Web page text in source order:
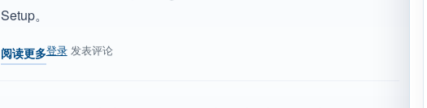
Setup。
阅读更多
关于 Silicon Labs和Yeelight合作推出智能照明产品，支持Google Home应用程序
登录发表评论